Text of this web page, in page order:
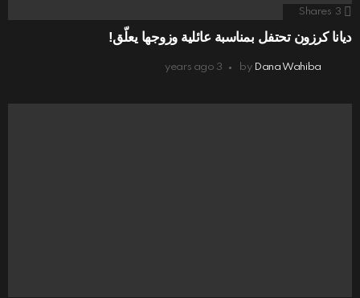
3
Shares
ديانا كرزون تحتفل بمناسبة عائلية وزوجها يعلّق!
by Dana Wahiba
3 years ago